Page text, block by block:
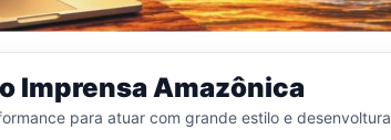
Imprensa Amazônica
para atuar com grande estilo e desenvoltura